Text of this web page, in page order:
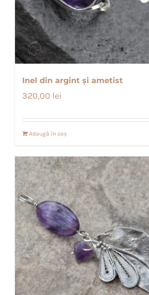
Inel din argint și ametist
320,00 lei
Adaugă în coș